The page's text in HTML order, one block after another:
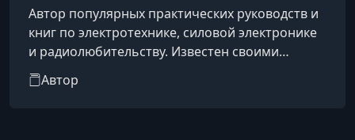
Автор популярных практических руководств и
книг по электротехнике, силовой электронике
и радиолюбительству. Известен своими
практическими пособиями и справочниками в
области электротехники, радиоэлектроники и
Автор